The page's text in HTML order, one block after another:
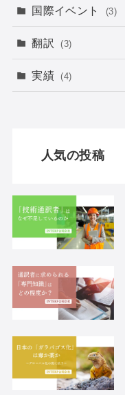
国際イベント (3)
翻訳 (3)
実績 (4)
人気の投稿